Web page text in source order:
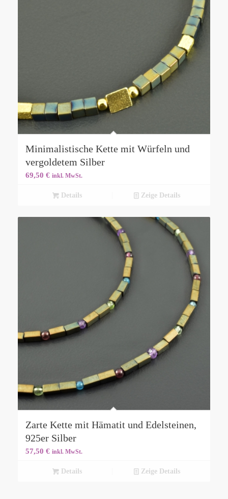
Minimalistische Kette mit Würfeln und
vergoldetem Silber
69,50 € inkl. MwSt.
Details Zeige Details
Zarte Kette mit Hämatit und Edelsteinen,
925er Silber
57,50 € inkl. MwSt.
Details Zeige Details